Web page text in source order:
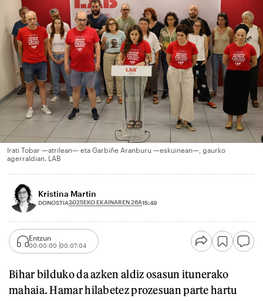
Irati Tobar —atrilean— eta Garbiñe Aranburu —eskuinean—, gaurko
agerraldian. LAB
Kristina Martin
DONOSTIA2025EKO EKAINAREN 26A15:49
Entzun
00:00:00 00:07:04
Bihar bilduko da azken aldiz osasun itunerako
mahaia. Hamar hilabetez prozesuan parte hartu